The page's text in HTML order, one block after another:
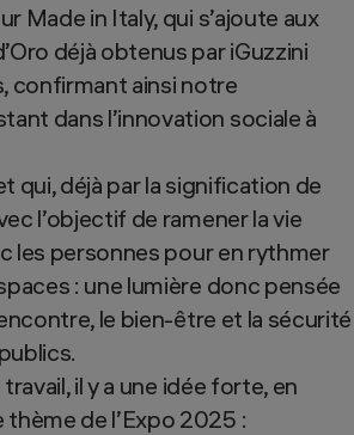
Made in Italy, qui s’ajoute aux
déjà obtenus par iGuzzini
confirmant ainsi notre
dans l’innovation sociale à
qui, déjà par la signification de
l’objectif de ramener la vie
les personnes pour en rythmer
: une lumière donc pensée
le bien-être et la sécurité
il y a une idée forte, en
de l’Expo 2025 :